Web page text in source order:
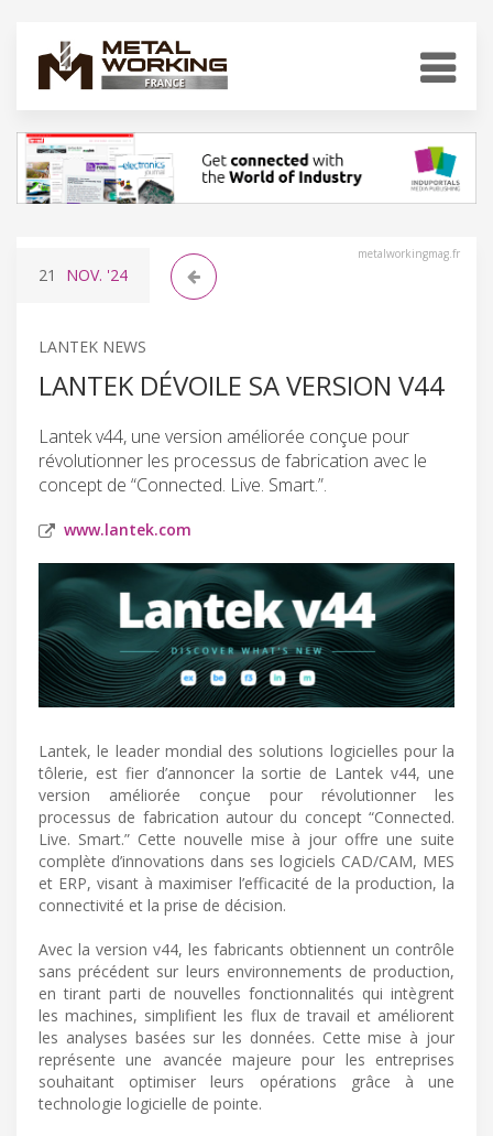
metalworkingmag.fr
21 NOV. '24
LANTEK NEWS
LANTEK DÉVOILE SA VERSION V44
Lantek v44, une version améliorée conçue pour
révolutionner les processus de fabrication avec le
concept de “Connected. Live. Smart.”.
www.lantek.com
Lantek, le leader mondial des solutions logicielles pour la
tôlerie, est fier d’annoncer la sortie de Lantek v44, une
version améliorée conçue pour révolutionner les
processus de fabrication autour du concept “Connected.
Live. Smart.” Cette nouvelle mise à jour offre une suite
complète d’innovations dans ses logiciels CAD/CAM, MES
et ERP, visant à maximiser l’efficacité de la production, la
connectivité et la prise de décision.
Avec la version v44, les fabricants obtiennent un contrôle
sans précédent sur leurs environnements de production,
en tirant parti de nouvelles fonctionnalités qui intègrent
les machines, simplifient les flux de travail et améliorent
les analyses basées sur les données. Cette mise à jour
représente une avancée majeure pour les entreprises
souhaitant optimiser leurs opérations grâce à une
technologie logicielle de pointe.